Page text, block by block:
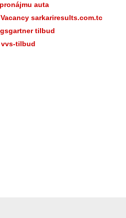
auta
sarkariresults.com.tc
tilbud
vvs-tilbud